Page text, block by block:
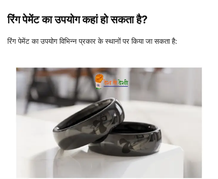
रिंग पेमेंट का उपयोग कहां हो सकता है?
रिंग पेमेंट का उपयोग विभिन्न प्रकार के स्थानों पर किया जा सकता है: